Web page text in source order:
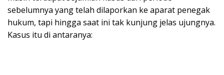
sebelumnya yang telah dilaporkan ke aparat penegak
hukum, tapi hingga saat ini tak kunjung jelas ujungnya.
Kasus itu di antaranya: